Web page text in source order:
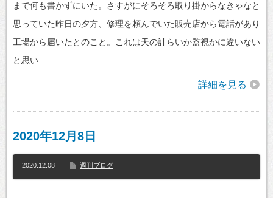
まで何も書かずにいた。さすがにそろそろ取り掛からなきゃなと
思っていた昨日の夕方、修理を頼んでいた販売店から電話があり
工場から届いたとのこと。これは天の計らいか監視かに違いない
と思い…
詳細を見る
2020年12月8日
2020.12.08 週刊ブログ